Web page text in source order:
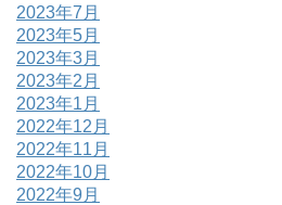
2023年7月
2023年5月
2023年3月
2023年2月
2023年1月
2022年12月
2022年11月
2022年10月
2022年9月